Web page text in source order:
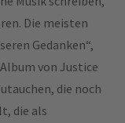
Die meisten
Gedanken“,
von Justice
die noch
die als